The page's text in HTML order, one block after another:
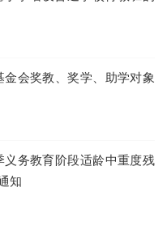
会奖教、奖学、助学对象
务教育阶段适龄中重度残
知